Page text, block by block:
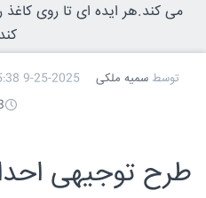
می کند.هر ایده ای تا روی کاغذ
کند
توسط سمیه ملکی
9-25-2025 10:35:38 AM
طرح توجیهی